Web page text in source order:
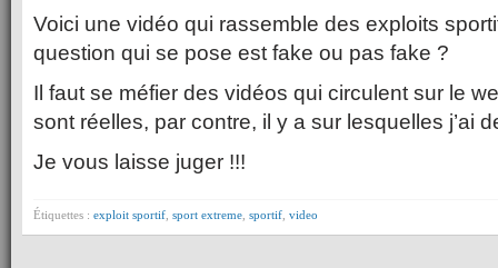
Voici une vidéo qui rassemble des exploits
question qui se pose est fake ou pas fake ?
Il faut se méfier des vidéos qui circulent sur le
sont réelles, par contre, il y a sur lesquelles j’ai
Je vous laisse juger !!!
Étiquettes : exploit sportif sport extreme sportif video